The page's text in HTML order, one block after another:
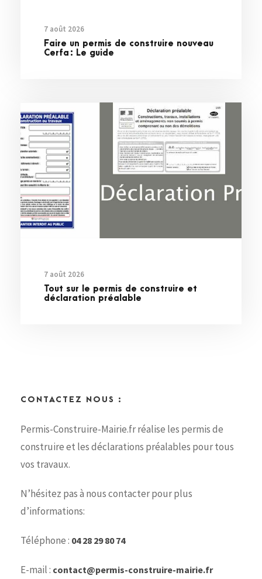
7 août 2026
Faire un permis de construire nouveau
Cerfa : Le guide
7 août 2026
Tout sur le permis de construire et
déclaration préalable
CONTACTEZ NOUS :
Permis-Construire-Mairie.fr réalise les permis de
construire et les déclarations préalables pour tous
vos travaux.
N’hésitez pas à nous contacter pour plus
d’informations:
Téléphone : 04 28 29 80 74
E-mail : contact@permis-construire-mairie.fr